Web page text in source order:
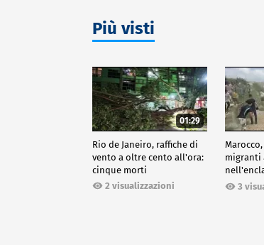
Più visti
01:29
Rio de Janeiro, raffiche di
vento a oltre cento all'ora:
cinque morti
2 visualizzazioni
migranti
Ceuta
3